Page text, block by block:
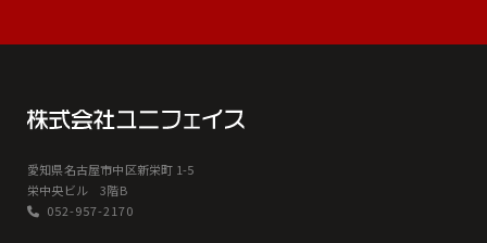
愛知県名古屋市中区新栄町 1-5
栄中央ビル 3階B
052-957-2170